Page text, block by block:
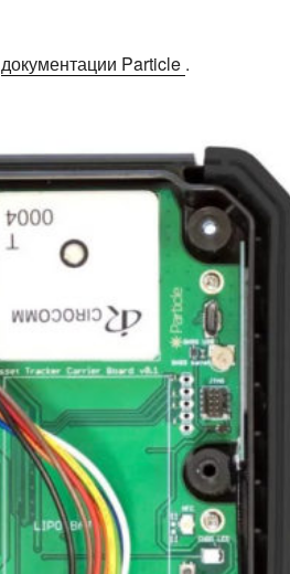
документации Particle .